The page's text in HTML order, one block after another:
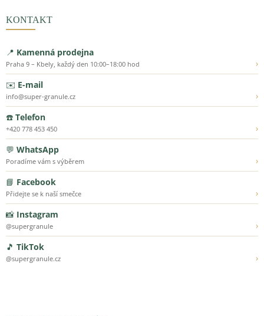
KONTAKT
📍 Kamenná prodejna
Praha 9 – Kbely, každý den 10:00–18:00 hod
›
✉️ E-mail
info@super-granule.cz
›
☎️ Telefon
+420 778 453 450
›
💬 WhatsApp
Poradíme vám s výběrem
›
📘 Facebook
Přidejte se k naší smečce
›
📸 Instagram
@supergranule
›
🎵 TikTok
@supergranule.cz ›